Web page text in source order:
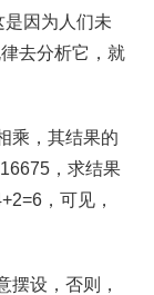
是因为人们未
去分析它，就
乘，其结果的
，求结果
，可见，
摆设，否则，